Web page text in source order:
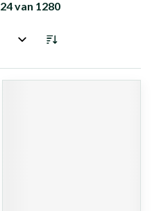
24van 1280